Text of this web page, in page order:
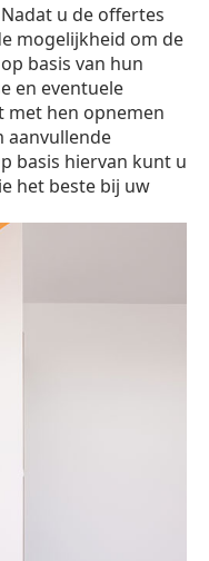
Nadat u de offertes
mogelijkheid om de
basis van hun
en eventuele
met hen opnemen
aanvullende
basis hiervan kunt u
het beste bij uw